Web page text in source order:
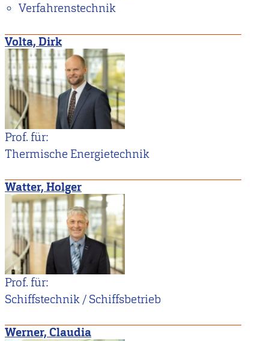
Verfahrenstechnik
Volta, Dirk
Prof. für:
Thermische Energietechnik
Watter, Holger
Prof. für:
Schiffstechnik / Schiffsbetrieb
Werner, Claudia